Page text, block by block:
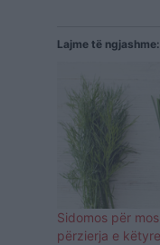
Lajme të ngjashme:
Sidomos për
përzierja e